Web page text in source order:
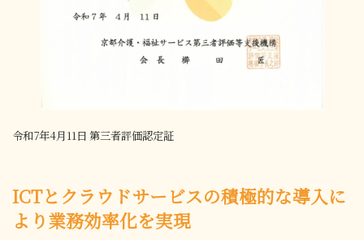
令和7年4月11日 第三者評価認定証
ICTとクラウドサービスの積極的な導入に
より業務効率化を実現